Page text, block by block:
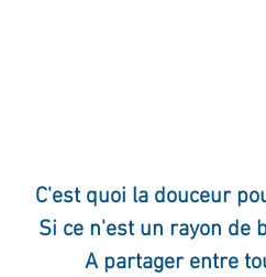
C'est quoi la douceur
Si ce n'est un rayon de
A partager entre